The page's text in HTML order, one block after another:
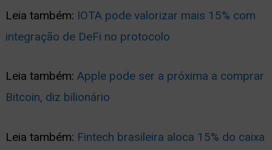
Leia também: IOTA pode valorizar mais 15% com
integração de DeFi no protocolo
Leia também: Apple pode ser a próxima a comprar
Bitcoin, diz bilionário
Leia também: Fintech brasileira aloca 15% do caixa